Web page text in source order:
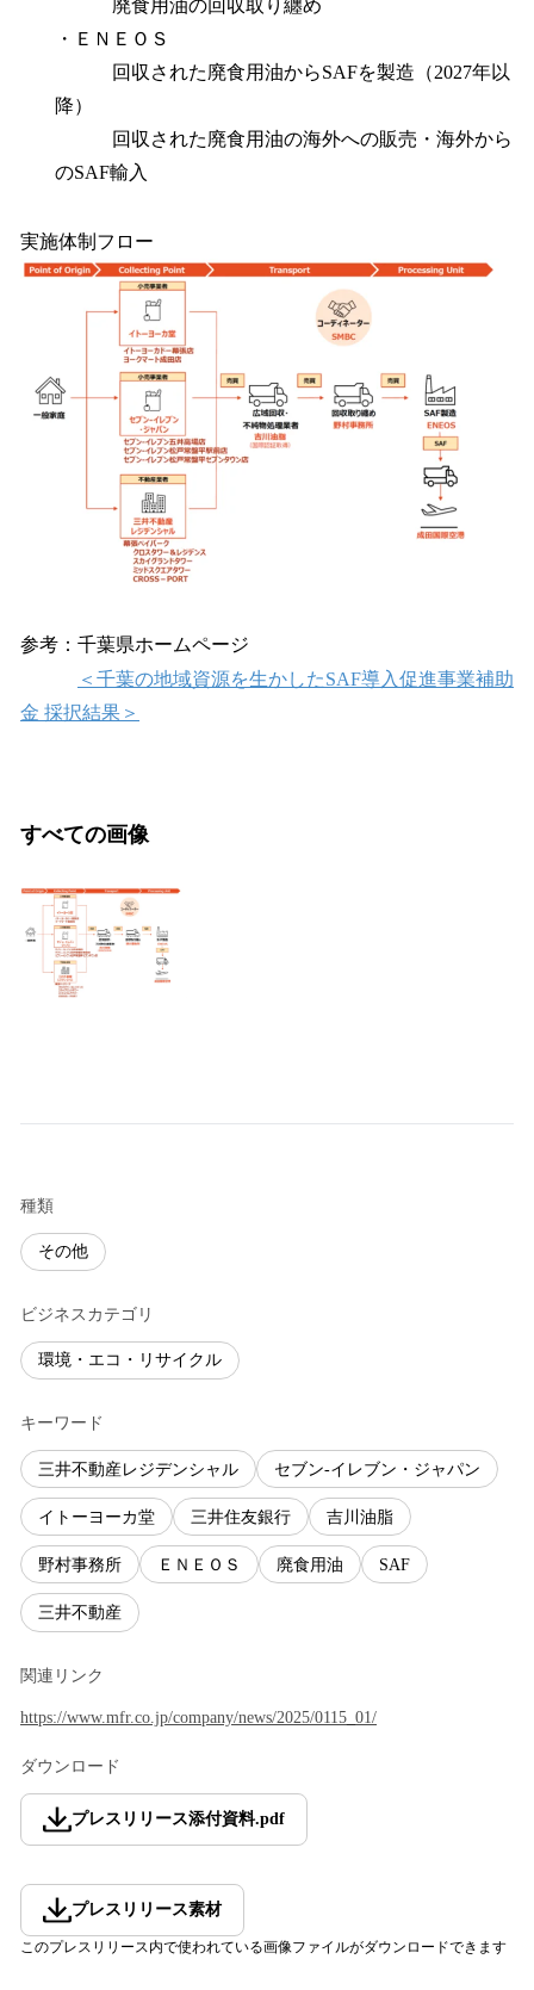
廃食用油の回収取り纏め
・ＥＮＥＯＳ
回収された廃食用油からSAFを製造（2027年以
降）
回収された廃食用油の海外への販売・海外から
のSAF輸入
実施体制フロー
参考：千葉県ホームページ
＜千葉の地域資源を生かしたSAF導入促進事業補助
金 採択結果＞
すべての画像
種類
その他
ビジネスカテゴリ
環境・エコ・リサイクル
キーワード
三井不動産レジデンシャル セブン‐イレブン・ジャパン
イトーヨーカ堂 三井住友銀行 吉川油脂
野村事務所 ＥＮＥＯＳ 廃食用油 SAF
三井不動産
関連リンク
https://www.mfr.co.jp/company/news/2025/0115_01/
ダウンロード
プレスリリース添付資料.pdf
プレスリリース素材
このプレスリリース内で使われている画像ファイルがダウンロードできます